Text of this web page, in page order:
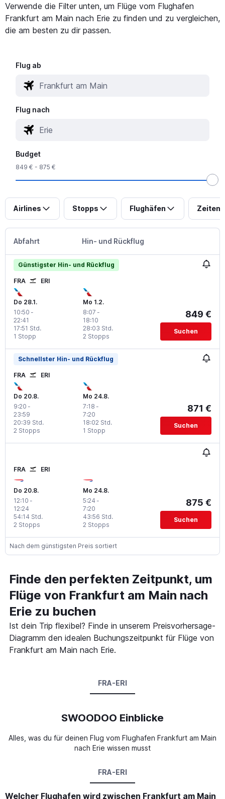
Verwende die Filter unten, um Flüge vom Flughafen
Frankfurt am Main nach Erie zu finden und zu vergleichen,
die am besten zu dir passen.
Flug ab
Flug nach
Budget
849 € - 875 €
Airlines Stopps Flughäfen Zeiten
Abfahrt Hin- und Rückflug
Günstigster Hin- und Rückflug
FRA ERI
Do 28.1.
10:50 -
22:41
1 Stopp
17:51 Std.
Mo 1.2.
8:07 -
18:10
2 Stopps
28:03 Std.
849 €
Suchen
Schnellster Hin- und Rückflug
FRA ERI
Do 20.8.
9:20 -
23:59
2 Stopps
20:39 Std.
Mo 24.8.
7:18 -
7:20
1 Stopp
18:02 Std.
871 €
Suchen
FRA ERI
Do 20.8.
12:10 -
12:24
2 Stopps
54:14 Std.
Mo 24.8.
5:24 -
7:20
2 Stopps
43:56 Std.
875 €
Suchen
Nach dem günstigsten Preis sortiert
Finde den perfekten Zeitpunkt, um
Flüge von Frankfurt am Main nach
Erie zu buchen
Ist dein Trip flexibel? Finde in unserem Preisvorhersage-
Diagramm den idealen Buchungszeitpunkt für Flüge von
Frankfurt am Main nach Erie.
FRA-ERI
SWOODOO Einblicke
Alles, was du für deinen Flug vom Flughafen Frankfurt am Main
nach Erie wissen musst
FRA-ERI
Welcher Flughafen wird zwischen Frankfurt am Main